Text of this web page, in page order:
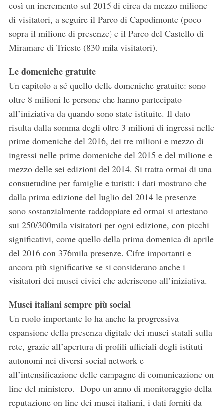
così un incremento sul 2015 di circa da mezzo milione
di visitatori, a seguire il Parco di Capodimonte (poco
sopra il milione di presenze) e il Parco del Castello di
Miramare di Trieste (830 mila visitatori).
Le domeniche gratuite
Un capitolo a sé quello delle domeniche gratuite: sono
oltre 8 milioni le persone che hanno partecipato
all’iniziativa da quando sono state istituite. Il dato
risulta dalla somma degli oltre 3 milioni di ingressi nelle
prime domeniche del 2016, dei tre milioni e mezzo di
ingressi nelle prime domeniche del 2015 e del milione e
mezzo delle sei edizioni del 2014. Si tratta ormai di una
consuetudine per famiglie e turisti: i dati mostrano che
dalla prima edizione del luglio del 2014 le presenze
sono sostanzialmente raddoppiate ed ormai si attestano
sui 250/300mila visitatori per ogni edizione, con picchi
significativi, come quello della prima domenica di aprile
del 2016 con 376mila presenze. Cifre importanti e
ancora più significative se si considerano anche i
visitatori dei musei civici che aderiscono all’iniziativa.
Musei italiani sempre più social
Un ruolo importante lo ha anche la progressiva
espansione della presenza digitale dei musei statali sulla
rete, grazie all’apertura di profili ufficiali degli istituti
autonomi nei diversi social network e
all’intensificazione delle campagne di comunicazione on
line del ministero. Dopo un anno di monitoraggio della
reputazione on line dei musei italiani, i dati forniti da
S
e
r
c
h
r
: